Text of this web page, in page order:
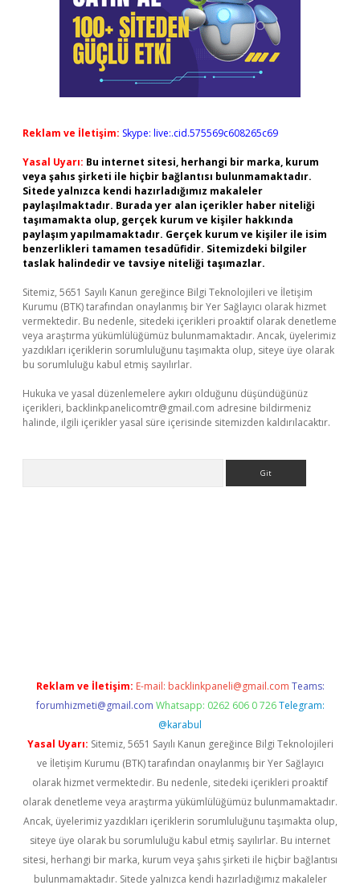
Reklam ve İletişim: Skype: live:.cid.575569c608265c69
Yasal Uyarı: Bu internet sitesi, herhangi bir marka, kurum
veya şahıs şirketi ile hiçbir bağlantısı bulunmamaktadır.
Sitede yalnızca kendi hazırladığımız makaleler
paylaşılmaktadır. Burada yer alan içerikler haber niteliği
taşımamakta olup, gerçek kurum ve kişiler hakkında
paylaşım yapılmamaktadır. Gerçek kurum ve kişiler ile isim
benzerlikleri tamamen tesadüfidir. Sitemizdeki bilgiler
taslak halindedir ve tavsiye niteliği taşımazlar.
Sitemiz, 5651 Sayılı Kanun gereğince Bilgi Teknolojileri ve İletişim
Kurumu (BTK) tarafından onaylanmış bir Yer Sağlayıcı olarak hizmet
vermektedir. Bu nedenle, sitedeki içerikleri proaktif olarak denetleme
veya araştırma yükümlülüğümüz bulunmamaktadır. Ancak, üyelerimiz
yazdıkları içeriklerin sorumluluğunu taşımakta olup, siteye üye olarak
bu sorumluluğu kabul etmiş sayılırlar.
Hukuka ve yasal düzenlemelere aykırı olduğunu düşündüğünüz
içerikleri, backlinkpanelicomtr@gmail.com adresine bildirmeniz
halinde, ilgili içerikler yasal süre içerisinde sitemizden kaldırılacaktır.
Reklam ve İletişim: E-mail: backlinkpaneli@gmail.com Teams:
forumhizmeti@gmail.com Whatsapp: 0262 606 0 726 Telegram:
@karabul
Yasal Uyarı: Sitemiz, 5651 Sayılı Kanun gereğince Bilgi Teknolojileri
ve İletişim Kurumu (BTK) tarafından onaylanmış bir Yer Sağlayıcı
olarak hizmet vermektedir. Bu nedenle, sitedeki içerikleri proaktif
olarak denetleme veya araştırma yükümlülüğümüz bulunmamaktadır.
Ancak, üyelerimiz yazdıkları içeriklerin sorumluluğunu taşımakta olup,
siteye üye olarak bu sorumluluğu kabul etmiş sayılırlar. Bu internet
sitesi, herhangi bir marka, kurum veya şahıs şirketi ile hiçbir bağlantısı
bulunmamaktadır. Sitede yalnızca kendi hazırladığımız makaleler